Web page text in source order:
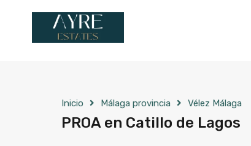
Inicio Málaga provincia Vélez Málaga
PROA en Catillo de Lagos